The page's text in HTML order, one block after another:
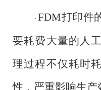
·FDM打印件
要耗费大量的人
理过程不仅耗时
性，严重影响生产